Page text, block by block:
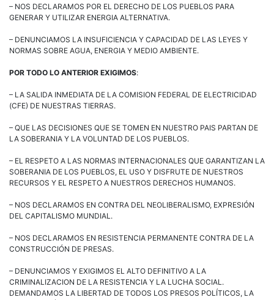
– NOS DECLARAMOS POR EL DERECHO DE LOS PUEBLOS PARA
GENERAR Y UTILIZAR ENERGIA ALTERNATIVA.
– DENUNCIAMOS LA INSUFICIENCIA Y CAPACIDAD DE LAS LEYES Y
NORMAS SOBRE AGUA, ENERGIA Y MEDIO AMBIENTE.
POR TODO LO ANTERIOR EXIGIMOS:
– LA SALIDA INMEDIATA DE LA COMISION FEDERAL DE ELECTRICIDAD
(CFE) DE NUESTRAS TIERRAS.
– QUE LAS DECISIONES QUE SE TOMEN EN NUESTRO PAIS PARTAN DE
LA SOBERANIA Y LA VOLUNTAD DE LOS PUEBLOS.
– EL RESPETO A LAS NORMAS INTERNACIONALES QUE GARANTIZAN LA
SOBERANIA DE LOS PUEBLOS, EL USO Y DISFRUTE DE NUESTROS
RECURSOS Y EL RESPETO A NUESTROS DERECHOS HUMANOS.
– NOS DECLARAMOS EN CONTRA DEL NEOLIBERALISMO, EXPRESIÓN
DEL CAPITALISMO MUNDIAL.
– NOS DECLARAMOS EN RESISTENCIA PERMANENTE CONTRA DE LA
CONSTRUCCIÓN DE PRESAS.
– DENUNCIAMOS Y EXIGIMOS EL ALTO DEFINITIVO A LA
CRIMINALIZACION DE LA RESISTENCIA Y LA LUCHA SOCIAL.
DEMANDAMOS LA LIBERTAD DE TODOS LOS PRESOS POLÍTICOS, LA